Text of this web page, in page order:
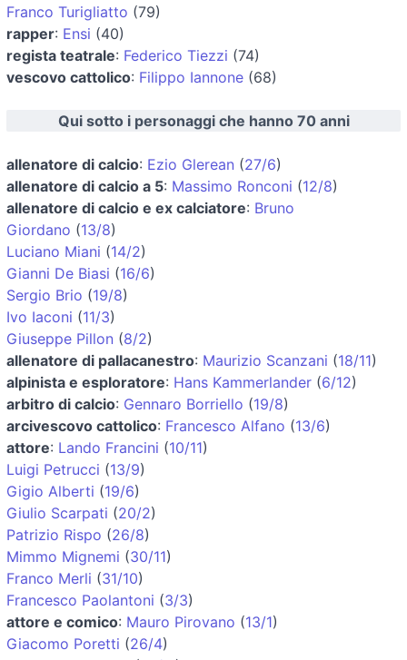
Franco Turigliatto (79)
rapper: Ensi (40)
regista teatrale: Federico Tiezzi (74)
vescovo cattolico: Filippo Iannone (68)
Qui sotto i personaggi che hanno 70 anni
allenatore di calcio: Ezio Glerean (27/6)
allenatore di calcio a 5: Massimo Ronconi (12/8)
allenatore di calcio e ex calciatore: Bruno
Giordano (13/8)
Luciano Miani (14/2)
Gianni De Biasi (16/6)
Sergio Brio (19/8)
Ivo Iaconi (11/3)
Giuseppe Pillon (8/2)
allenatore di pallacanestro: Maurizio Scanzani (18/11)
alpinista e esploratore: Hans Kammerlander (6/12)
arbitro di calcio: Gennaro Borriello (19/8)
arcivescovo cattolico: Francesco Alfano (13/6)
attore: Lando Francini (10/11)
Luigi Petrucci (13/9)
Gigio Alberti (19/6)
Giulio Scarpati (20/2)
Patrizio Rispo (26/8)
Mimmo Mignemi (30/11)
Franco Merli (31/10)
Francesco Paolantoni (3/3)
attore e comico: Mauro Pirovano (13/1)
Giacomo Poretti (26/4)